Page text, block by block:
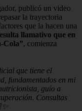
publicó un video
la trayectoria
que la hacen una
llamativo que en
Cola”, comienza
que tiene el
fundamentados en mi
guío a
Consultas